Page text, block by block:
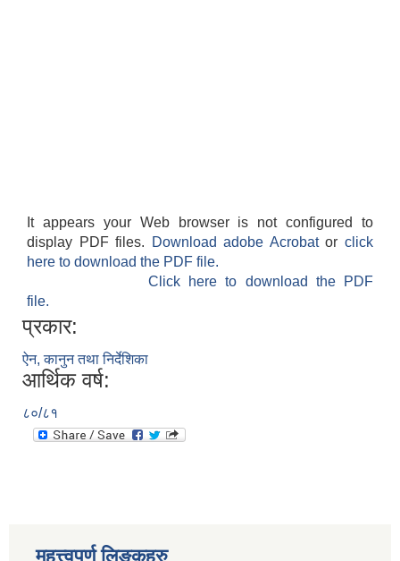
It appears your Web browser is not configured to
display PDF files.
Download adobe Acrobatorclick
here to download the PDF file.
Click here to download the PDF
file.
प्रकार:
ऐन, कानुन तथा निर्देशिका
आर्थिक वर्ष:
८०/८१
महत्त्वपुर्ण लिङ्कहरु